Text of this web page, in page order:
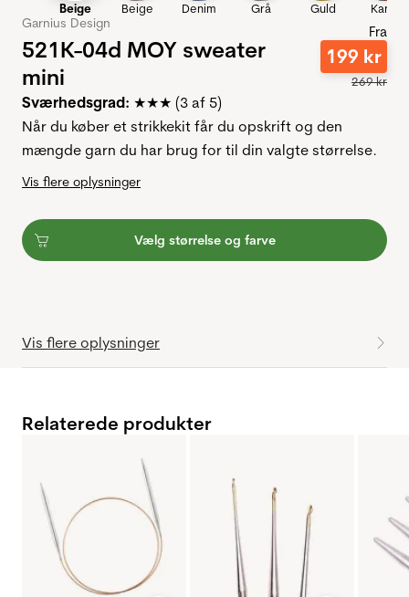
Beige Beige Denim Grå Guld Kanel
Garnius Design
521K-04d MOY sweater
mini
Fra
199 kr
269kr
Sværhedsgrad: ★★★ (3 af 5)
Når du køber et strikkekit får du opskrift og den
mængde garn du har brug for til din valgte størrelse.
Vis flere oplysninger
Vælg størrelse og farve
Vis flere oplysninger
Relaterede produkter